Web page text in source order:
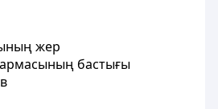
жер
бастығы